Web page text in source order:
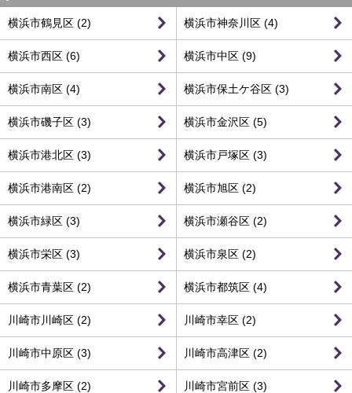
横浜市鶴見区 (2) 横浜市神奈川区 (4)
横浜市西区 (6) 横浜市中区 (9)
横浜市南区 (4) 横浜市保土ケ谷区 (3)
横浜市磯子区 (3) 横浜市金沢区 (5)
横浜市港北区 (3) 横浜市戸塚区 (3)
横浜市港南区 (2) 横浜市旭区 (2)
横浜市緑区 (3) 横浜市瀬谷区 (2)
横浜市栄区 (3) 横浜市泉区 (2)
横浜市青葉区 (2) 横浜市都筑区 (4)
川崎市川崎区 (2) 川崎市幸区 (2)
川崎市中原区 (3) 川崎市高津区 (2)
川崎市多摩区 (2) 川崎市宮前区 (3)